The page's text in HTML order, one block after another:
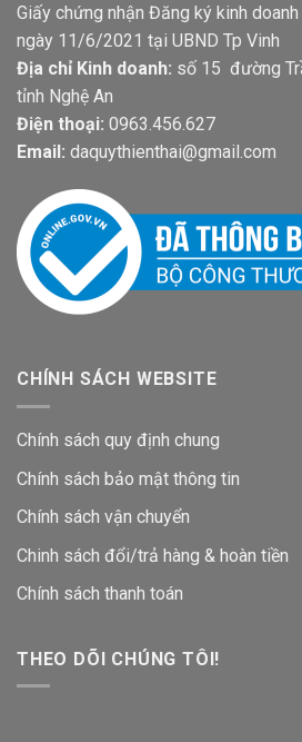
Giấy chứng nhận Đăng ký kinh
ngày 11/6/2021 tại UBND Tp Vinh
Địa chỉ Kinh doanh: số 15 đường
tỉnh Nghệ An
Điện thoại: 0963.456.627
Email: daquythienthai@gmail.com
CHÍNH SÁCH WEBSITE
Chính sách quy định chung
Chính sách bảo mật thông tin
Chính sách vận chuyển
Chinh sách đổi/trả hàng & hoàn tiền
Chính sách thanh toán
THEO DÕI CHÚNG TÔI!